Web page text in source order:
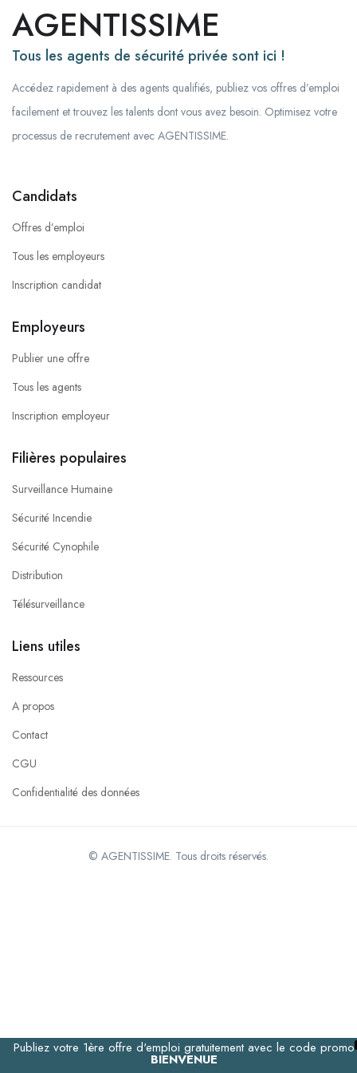
AGENTISSIME
Tous les agents de sécurité privée sont ici !
Accédez rapidement à des agents qualifiés, publiez vos offres d’emploi
facilement et trouvez les talents dont vous avez besoin. Optimisez votre
processus de recrutement avec AGENTISSIME.
Candidats
Offres d’emploi
Tous les employeurs
Inscription candidat
Employeurs
Publier une offre
Tous les agents
Inscription employeur
Filières populaires
Surveillance Humaine
Sécurité Incendie
Sécurité Cynophile
Distribution
Télésurveillance
Liens utiles
Ressources
A propos
Contact
CGU
Confidentialité des données
© AGENTISSIME. Tous droits réservés.
Publiez votre 1ère offre d'emploi gratuitement avec le code promo
BIENVENUE